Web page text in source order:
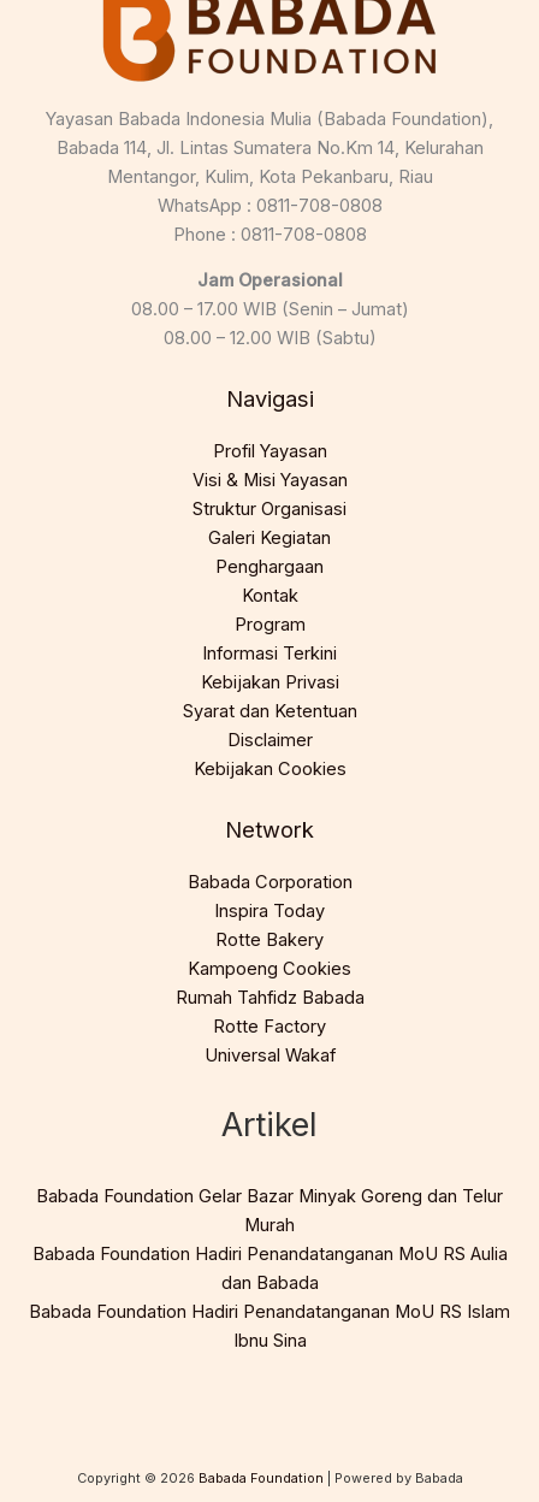
Yayasan Babada Indonesia Mulia (Babada Foundation),
Babada 114, Jl. Lintas Sumatera No.Km 14, Kelurahan
Mentangor, Kulim, Kota Pekanbaru, Riau
WhatsApp : 0811-708-0808
Phone : 0811-708-0808
Jam Operasional
08.00 – 17.00 WIB (Senin – Jumat)
08.00 – 12.00 WIB (Sabtu)
Navigasi
Profil Yayasan
Visi & Misi Yayasan
Struktur Organisasi
Galeri Kegiatan
Penghargaan
Kontak
Program
Informasi Terkini
Kebijakan Privasi
Syarat dan Ketentuan
Disclaimer
Kebijakan Cookies
Network
Babada Corporation
Inspira Today
Rotte Bakery
Kampoeng Cookies
Rumah Tahfidz Babada
Rotte Factory
Universal Wakaf
Artikel
Babada Foundation Gelar Bazar Minyak Goreng dan Telur
Murah
Babada Foundation Hadiri Penandatanganan MoU RS Aulia
dan Babada
Babada Foundation Hadiri Penandatanganan MoU RS Islam
Ibnu Sina
Copyright © 2026 Babada Foundation | Powered by Babada